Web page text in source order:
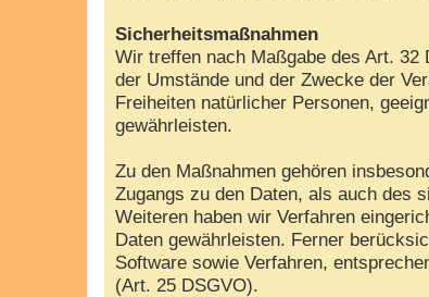
Sicherheitsmaßnahmen
Wir treffen nach Maßgabe des Art.
der Umstände und der Zwecke der
Freiheiten natürlicher Personen,
gewährleisten.
Zu den Maßnahmen gehören
Zugangs zu den Daten, als auch des
Weiteren haben wir Verfahren
Daten gewährleisten. Ferner
Software sowie Verfahren,
(Art. 25 DSGVO).